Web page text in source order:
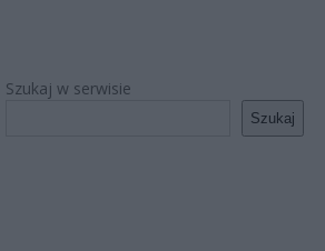
Szukaj w serwisie
Szukaj